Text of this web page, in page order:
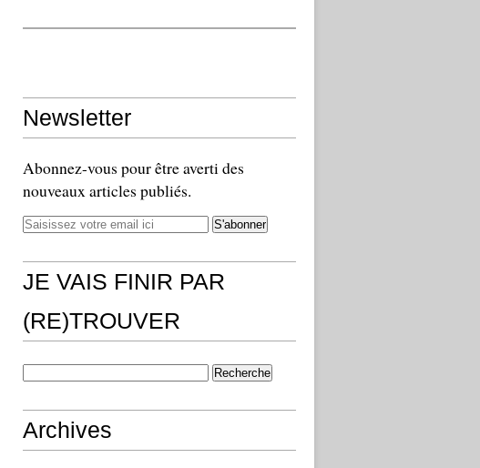
Newsletter
Abonnez-vous pour être averti des
nouveaux articles publiés.
JE VAIS FINIR PAR
(RE)TROUVER
Archives